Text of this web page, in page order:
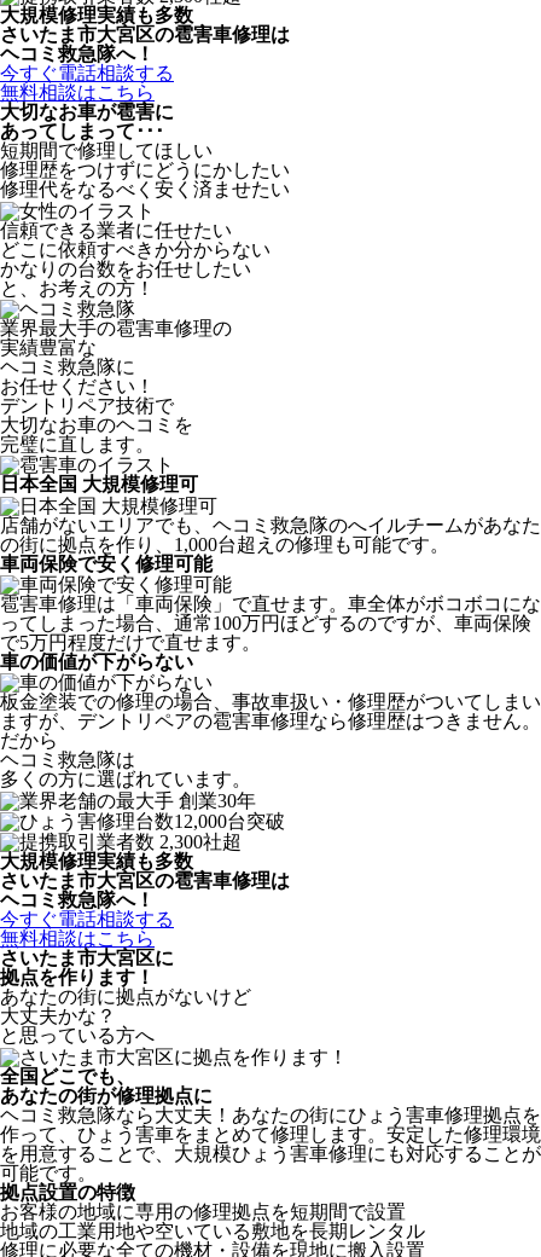
大規模修理実績も多数
さいたま市大宮区の雹害車修理は
ヘコミ救急隊へ！
今すぐ電話相談する
無料相談はこちら
大切なお車が雹害に
あってしまって･･･
短期間で修理してほしい
修理歴をつけずにどうにかしたい
修理代をなるべく安く済ませたい
信頼できる業者に任せたい
どこに依頼すべきか分からない
かなりの台数をお任せしたい
と、お考えの方！
業界最大手の雹害車修理の
実績豊富な
ヘコミ救急隊に
お任せください！
デントリペア技術で
大切なお車のヘコミを
完璧に直します。
日本全国 大規模修理可
店舗がないエリアでも、ヘコミ救急隊のへイルチームがあなた
の街に拠点を作り、1,000台超えの修理も可能です。
車両保険で安く修理可能
雹害車修理は「車両保険」で直せます。車全体がボコボコにな
ってしまった場合、通常100万円ほどするのですが、車両保険
で5万円程度だけで直せます。
車の価値が下がらない
板金塗装での修理の場合、事故車扱い・修理歴がついてしまい
ますが、デントリペアの雹害車修理なら修理歴はつきません。
だから
ヘコミ救急隊は
多くの方に選ばれています。
大規模修理実績も多数
さいたま市大宮区の雹害車修理は
ヘコミ救急隊へ！
今すぐ電話相談する
無料相談はこちら
さいたま市大宮区に
拠点を作ります！
あなたの街に拠点がないけど
大丈夫かな？
と思っている方へ
全国どこでも、
あなたの街が修理拠点に
ヘコミ救急隊なら大丈夫！あなたの街にひょう害車修理拠点を
作って、ひょう害車をまとめて修理します。安定した修理環境
を用意することで、大規模ひょう害車修理にも対応することが
可能です。
拠点設置の特徴
お客様の地域に専用の修理拠点を短期間で設置
地域の工業用地や空いている敷地を長期レンタル
修理に必要な全ての機材・設備を現地に搬入設置